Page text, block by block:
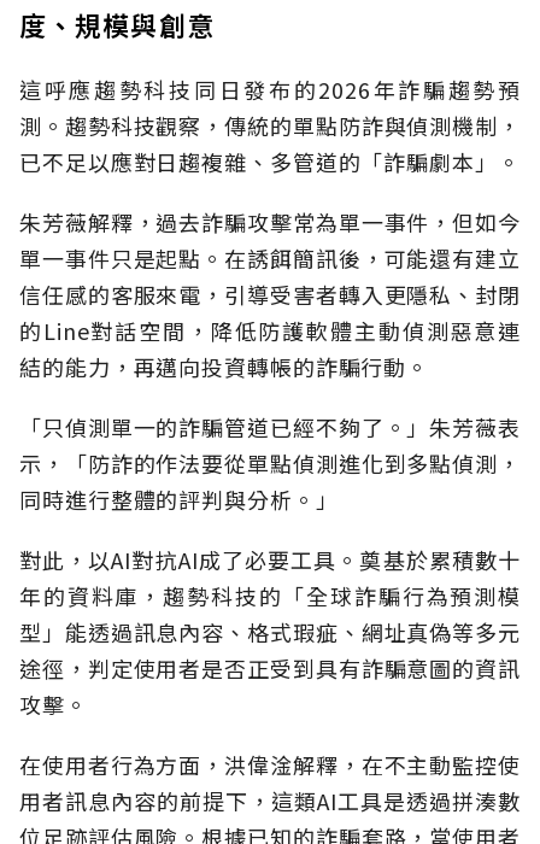
度、規模與創意
這呼應趨勢科技同日發布的2026年詐騙趨勢預
測。趨勢科技觀察，傳統的單點防詐與偵測機制，
已不足以應對日趨複雜、多管道的「詐騙劇本」。
朱芳薇解釋，過去詐騙攻擊常為單一事件，但如今
單一事件只是起點。在誘餌簡訊後，可能還有建立
信任感的客服來電，引導受害者轉入更隱私、封閉
的Line對話空間，降低防護軟體主動偵測惡意連
結的能力，再邁向投資轉帳的詐騙行動。
「只偵測單一的詐騙管道已經不夠了。」朱芳薇表
示，「防詐的作法要從單點偵測進化到多點偵測，
同時進行整體的評判與分析。」
對此，以AI對抗AI成了必要工具。奠基於累積數十
年的資料庫，趨勢科技的「全球詐騙行為預測模
型」能透過訊息內容、格式瑕疵、網址真偽等多元
途徑，判定使用者是否正受到具有詐騙意圖的資訊
攻擊。
在使用者行為方面，洪偉淦解釋，在不主動監控使
用者訊息內容的前提下，這類AI工具是透過拼湊數
位足跡評估風險。根據已知的詐騙套路，當使用者